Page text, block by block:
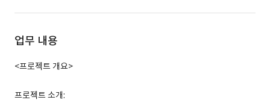
업무 내용
<프로젝트 개요>
프로젝트 소개: